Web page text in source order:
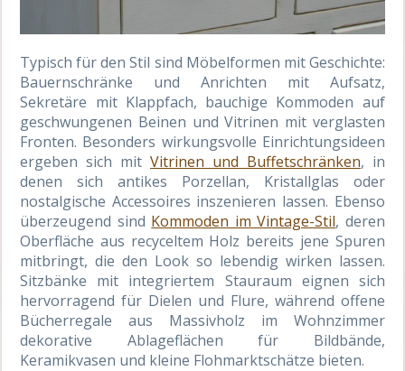
Typisch für den Stil sind Möbelformen mit Geschichte:
Bauernschränke und Anrichten mit Aufsatz,
Sekretäre mit Klappfach, bauchige Kommoden auf
geschwungenen Beinen und Vitrinen mit verglasten
Fronten. Besonders wirkungsvolle Einrichtungsideen
ergeben sich mit Vitrinen und Buffetschränken, in
denen sich antikes Porzellan, Kristallglas oder
nostalgische Accessoires inszenieren lassen. Ebenso
überzeugend sind Kommoden im Vintage-Stil, deren
Oberfläche aus recyceltem Holz bereits jene Spuren
mitbringt, die den Look so lebendig wirken lassen.
Sitzbänke mit integriertem Stauraum eignen sich
hervorragend für Dielen und Flure, während offene
Bücherregale aus Massivholz im Wohnzimmer
dekorative Ablageflächen für Bildbände,
Keramikvasen und kleine Flohmarktschätze bieten.